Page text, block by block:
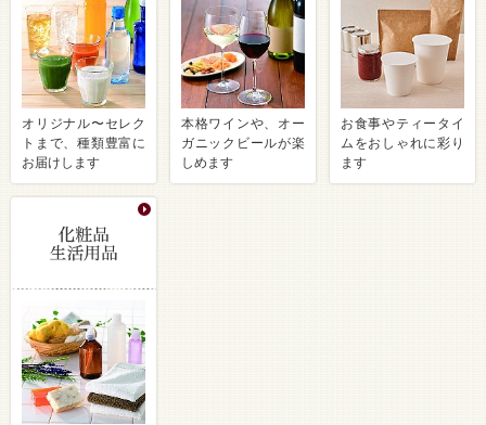
オリジナル〜セレク
トまで、種類豊富に
お届けします
本格ワインや、オー
ガニックビールが楽
しめます
お食事やティータイ
ムをおしゃれに彩り
ます